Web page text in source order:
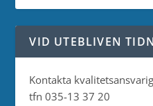
VID UTEBLIVEN
Kontakta
tfn 035-13 37 20